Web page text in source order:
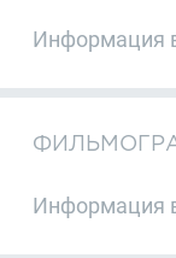
Информация
Информация